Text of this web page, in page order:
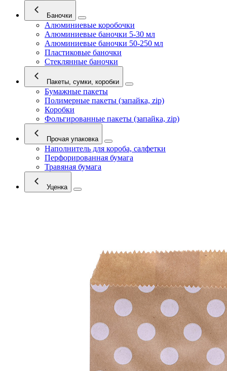
Баночки
Алюминиевые коробочки
Алюминиевые баночки 5-30 мл
Алюминиевые баночки 50-250 мл
Пластиковые баночки
Стеклянные баночки
Пакеты, сумки, коробки
Бумажные пакеты
Полимерные пакеты (запайка, zip)
Коробки
Фольгированные пакеты (запайка, zip)
Прочая упаковка
Наполнитель для короба, салфетки
Перфорированная бумага
Травяная бумага
Уценка